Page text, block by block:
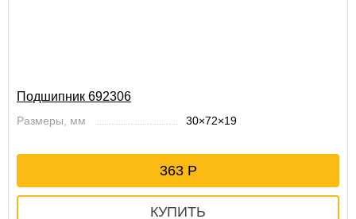
Подшипник 692306
Размеры, мм 30×72×19
363